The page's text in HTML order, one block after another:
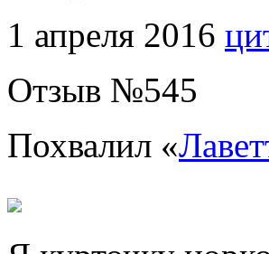
1 апреля 2016
Отзыв №545
Похвалил «